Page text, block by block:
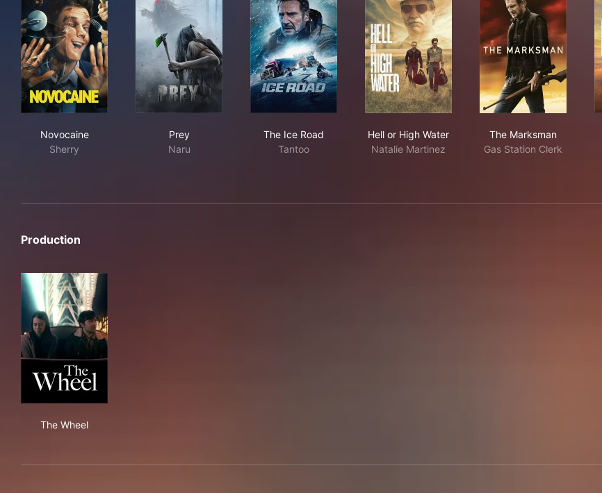
Novocaine
Sherry
Prey
Naru
The Ice Road
Tantoo
Hell or High Water
Natalie Martinez
The Marksman
Gas Station Clerk
Production
The Wheel